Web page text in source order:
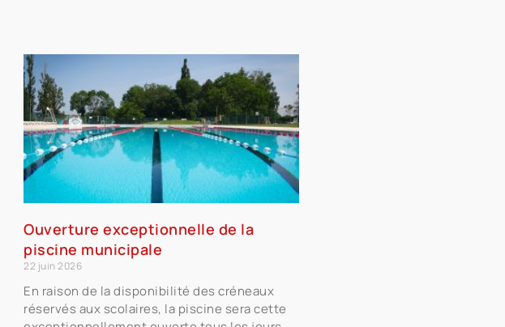
Ouverture exceptionnelle de la
piscine municipale
22 juin 2026
En raison de la disponibilité des créneaux
réservés aux scolaires, la piscine sera cette